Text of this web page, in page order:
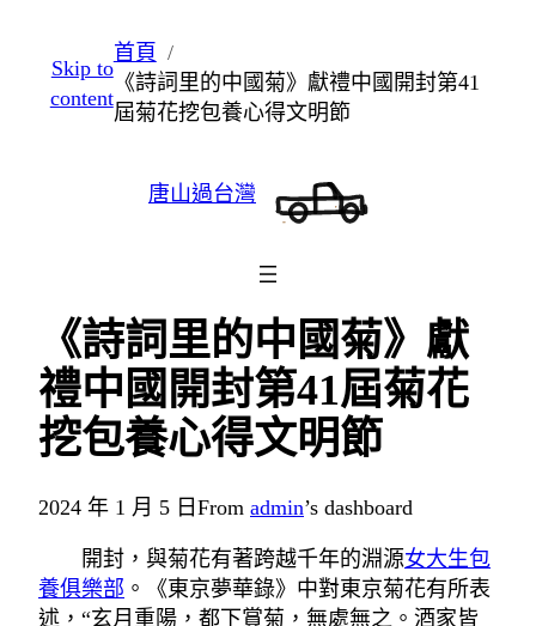
至
主
Skip to
content
首頁
​《詩詞里的中國菊》獻禮中國開封第41
屆菊花挖包養心得文明節
唐山過台灣
​《詩詞里的中國菊》獻
禮中國開封第41屆菊花
挖包養心得文明節
2024 年 1 月 5 日 From admin’s dashboard
開封，與菊花有著跨越千年的淵源女大生包
養俱樂部 。《東京夢華錄》中對東京菊花有所表
述，“玄月重陽，都下賞菊，無處無之。酒家皆